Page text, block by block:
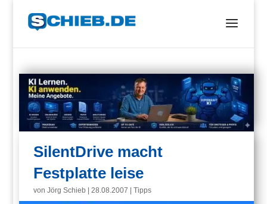
SilentDrive macht
Festplatte leise
vonJörg Schieb |28.08.2007 |Tipps